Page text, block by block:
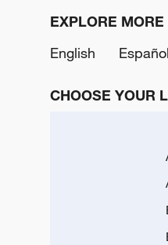
EXPLORE MORE
English
Español
CHOOSE YOUR